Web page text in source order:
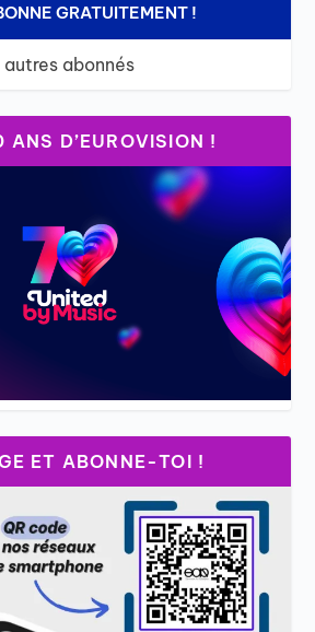
GRATUITEMENT !
abonnés
ANS D’EUROVISION !
ET ABONNE-TOI !